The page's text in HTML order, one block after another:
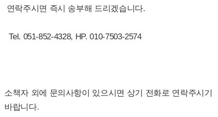
연락주시면 즉시 송부해 드리겠습니다.
Tel. 051-852-4328, HP. 010-7503-2574
소책자 외에 문의사항이 있으시면 상기 전화로 연락주시기
바랍니다.